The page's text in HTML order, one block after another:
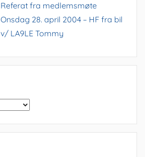
Referat fra medlemsmøte
Onsdag 28. april 2004 – HF fra bil
v/ LA9LE Tommy